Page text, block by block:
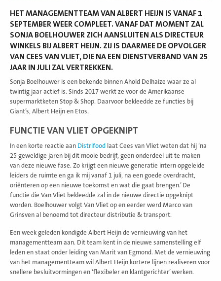
HET MANAGEMENTTEAM VAN ALBERT HEIJN IS VANAF 1
SEPTEMBER WEER COMPLEET. VANAF DAT MOMENT ZAL
SONJA BOELHOUWER ZICH AANSLUITEN ALS DIRECTEUR
WINKELS BIJ ALBERT HEIJN. ZIJ IS DAARMEE DE OPVOLGER
VAN CEES VAN VLIET, DIE NA EEN DIENSTVERBAND VAN 25
JAAR IN JULI ZAL VERTREKKEN.
Sonja Boelhouwer is een bekende binnen Ahold Delhaize waar ze al
twintig jaar actief is. Sinds 2017 werkt ze voor de Amerikaanse
supermarktketen Stop & Shop. Daarvoor bekleedde ze functies bij
Giant’s, Albert Heijn en Etos.
FUNCTIE VAN VLIET OPGEKNIPT
In een korte reactie aan Distrifood laat Cees van Vliet weten dat hij ‘na
25 geweldige jaren bij dit mooie bedrijf, geen onderdeel uit te maken
van deze nieuwe fase. Zo krijgt een nieuwe generatie intern opgeleide
leiders de ruimte en ga ik mij vanaf 1 juli, na een goede overdracht,
oriënteren op een nieuwe toekomst en wat die gaat brengen.’ De
functie die Van Vliet bekleedde zal in de nieuwe directie opgeknipt
worden. Boelhouwer volgt Van Vliet op en eerder werd Marco van
Grinsven al benoemd tot directeur distributie & transport.
Een week geleden kondigde Albert Heijn de vernieuwing van het
managementteam aan. Dit team kent in de nieuwe samenstelling elf
leden en staat onder leiding van Marit van Egmond. Met de vernieuwing
van het managementteam wil Albert Heijn kortere lijnen realiseren voor
snellere besluitvormingen en ‘flexibeler en klantgerichter’ werken.